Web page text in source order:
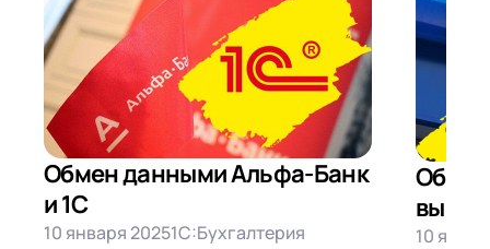
Обмен данными Альфа-Банк
и 1С
10 января 20251С:Бухгалтерия
Обмен
10